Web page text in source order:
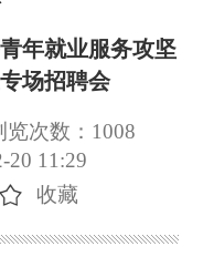
年就业服务攻坚
场招聘会
览次数： 1008
20 11:29
收藏